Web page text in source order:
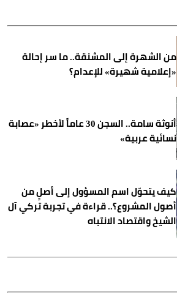
من الشهرة إلى المشنقة.. ما سر إحالة
«إعلامية شهيرة» للإعدام؟
أنوثة سامة.. السجن 30 عاماً لأخطر «عصابة
نسائية عربية»
كيف يتحوّل اسم المسؤول إلى أصلٍ من
أصول المشروع؟.. قراءة في تجربة تركي آل
الشيخ واقتصاد الانتباه